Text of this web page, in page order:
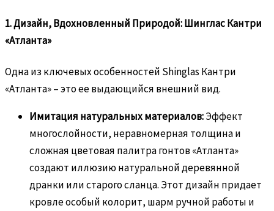
1. Дизайн, Вдохновленный Природой: Шинглас Кантри
«Атланта»
Одна из ключевых особенностей Shinglas Кантри
«Атланта» – это ее выдающийся внешний вид.
Имитация натуральных материалов:Эффект
многослойности, неравномерная толщина и
сложная цветовая палитра гонтов «Атланта»
создают иллюзию натуральной деревянной
дранки или старого сланца. Этот дизайн придает
кровле особый колорит, шарм ручной работы и